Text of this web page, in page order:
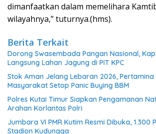
dimanfaatkan dalam memelihara
wilayahnya,” tuturnya.(hms).
Berita Terkait
Dorong Swasembada Pangan Nasional,
Langsung Lahan Jagung di PIT KPC
Stok Aman Jelang Lebaran 2026, Pertamina
Masyarakat Setop Panic Buying BBM
Polres Kutai Timur Siapkan Pengamanan
Arahan Korlantas Polri
Jumbara VI PMR Kutim Resmi Dibuka, 1.300
Stadion Kudungga